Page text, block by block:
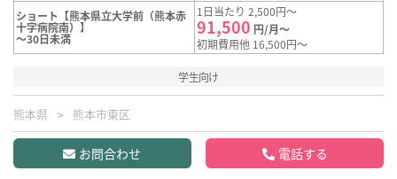
ショート【熊本県立大学前（熊本赤
十字病院南）】
～30日未満
1日当たり 2,500円～
91,500 円/月～
初期費用他 16,500円～
学生向け
熊本県 熊本市東区
お問合わせ 電話する